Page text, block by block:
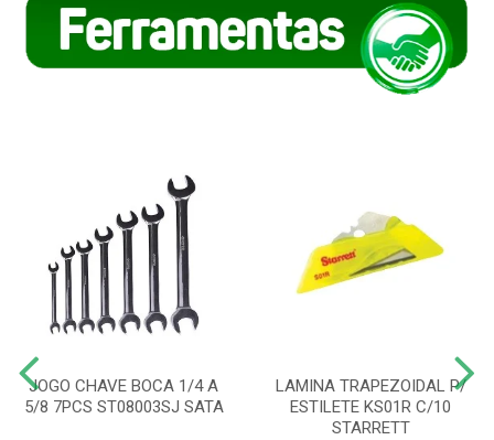
JOGO CHAVE BOCA 1/4 A
5/8 7PCS ST08003SJ SATA
LAMINA TRAPEZOIDAL P/
ESTILETE KS01R C/10
STARRETT